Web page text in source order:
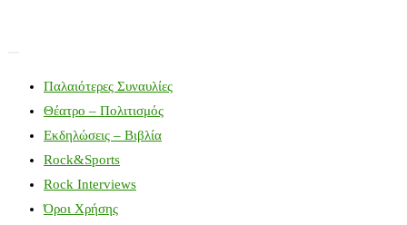
Παλαιότερες Συναυλίες
Θέατρο – Πολιτισμός
Εκδηλώσεις – Βιβλία
Rock&Sports
Rock Interviews
Όροι Χρήσης